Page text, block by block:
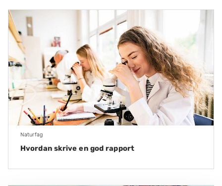
Naturfag
Hvordan skrive en god rapport